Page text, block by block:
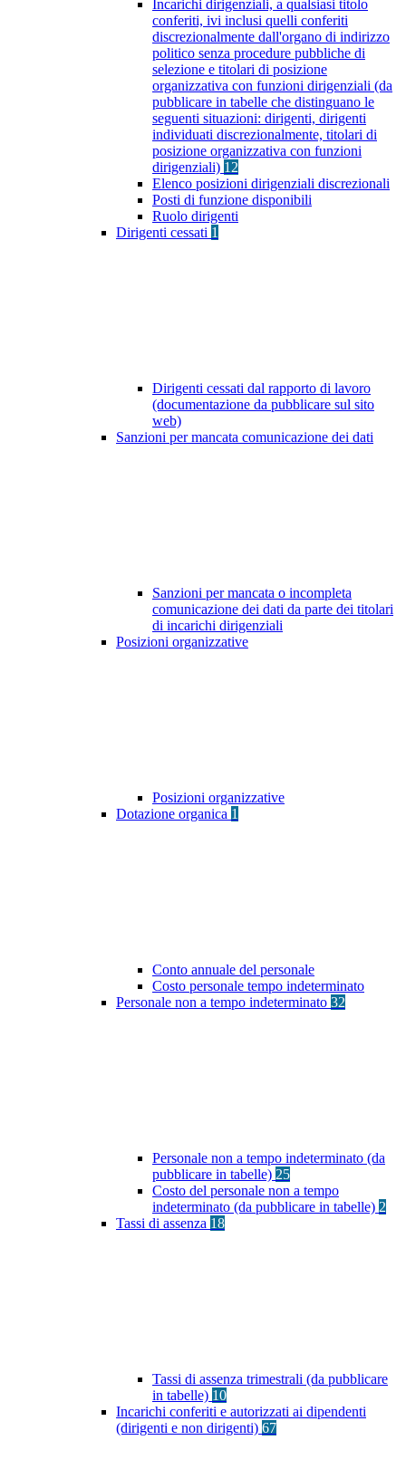
Incarichi dirigenziali, a qualsiasi titolo
conferiti, ivi inclusi quelli conferiti
discrezionalmente dall'organo di indirizzo
politico senza procedure pubbliche di
selezione e titolari di posizione
organizzativa con funzioni dirigenziali (da
pubblicare in tabelle che distinguano le
seguenti situazioni: dirigenti, dirigenti
individuati discrezionalmente, titolari di
posizione organizzativa con funzioni
dirigenziali) 12
Elenco posizioni dirigenziali discrezionali
Posti di funzione disponibili
Ruolo dirigenti
Dirigenti cessati 1
Dirigenti cessati dal rapporto di lavoro
(documentazione da pubblicare sul sito
web)
Sanzioni per mancata comunicazione dei dati
Sanzioni per mancata o incompleta
comunicazione dei dati da parte dei titolari
di incarichi dirigenziali
Posizioni organizzative
Posizioni organizzative
Dotazione organica 1
Conto annuale del personale
Costo personale tempo indeterminato
Personale non a tempo indeterminato 32
Personale non a tempo indeterminato (da
pubblicare in tabelle) 25
Costo del personale non a tempo
indeterminato (da pubblicare in tabelle) 2
Tassi di assenza 18
Tassi di assenza trimestrali (da pubblicare
in tabelle) 10
Incarichi conferiti e autorizzati ai dipendenti
(dirigenti e non dirigenti) 67